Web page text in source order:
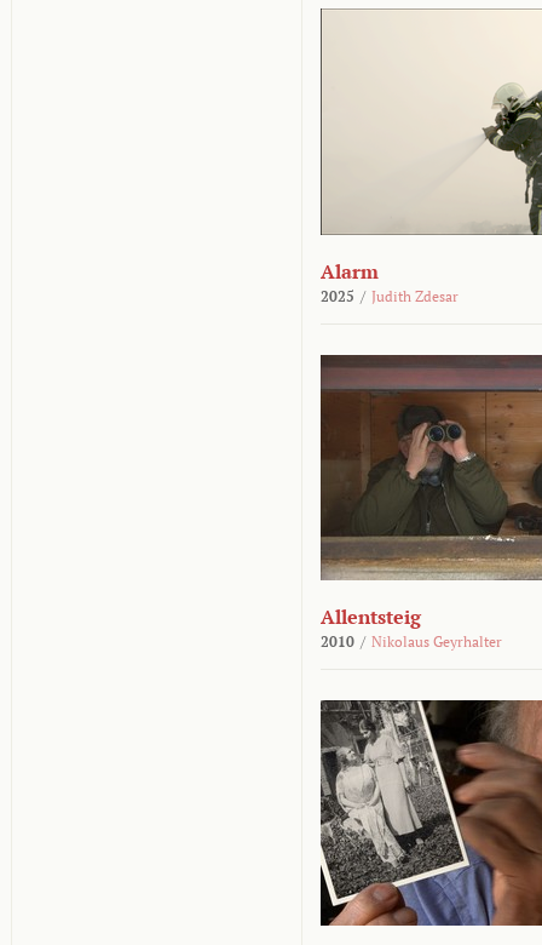
Alarm
2025 / Judith Zdesar
Allentsteig
2010 / Nikolaus Geyrhalter